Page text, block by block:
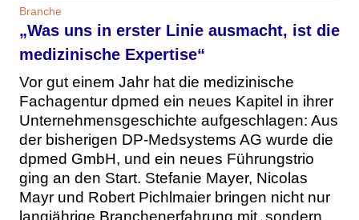
Branche
„Was uns in erster Linie ausmacht, ist die
medizinische Expertise“
Vor gut einem Jahr hat die medizinische
Fachagentur dpmed ein neues Kapitel in ihrer
Unternehmensgeschichte aufgeschlagen: Aus
der bisherigen DP-Medsystems AG wurde die
dpmed GmbH, und ein neues Führungstrio
ging an den Start. Stefanie Mayer, Nicolas
Mayr und Robert Pichlmaier bringen nicht nur
langjährige Branchenerfahrung mit, sondern